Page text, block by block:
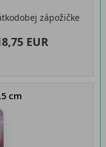
zápožičke
EUR
cm